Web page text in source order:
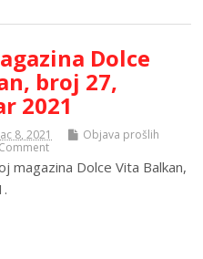
Dolce
broj 27,
2021
8, 2021
Objava prošlih
magazina Dolce Vita Balkan,